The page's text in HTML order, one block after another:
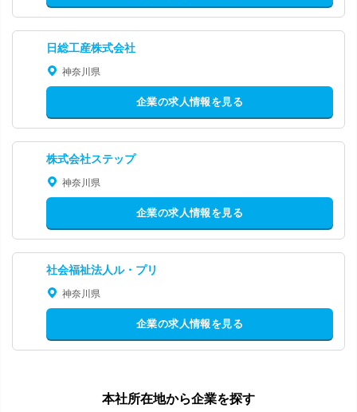
日総工産株式会社
神奈川県
企業の求人情報を見る
株式会社ステップ
神奈川県
企業の求人情報を見る
社会福祉法人ル・プリ
神奈川県
企業の求人情報を見る
本社所在地から企業を探す